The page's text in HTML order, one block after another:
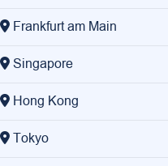
Frankfurt am Main
Singapore
Hong Kong
Tokyo